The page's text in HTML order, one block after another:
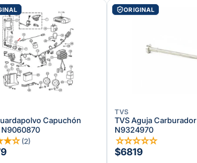
Capuchón
N9060870
★☆ (2)
ORIGINAL
TVS
TVS Aguja Carburador |
N9324970
☆☆☆☆☆
$6819